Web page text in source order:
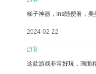
梯子神器，ins随便看，美
2024-02-22
游客
这款游戏非常好玩，画面